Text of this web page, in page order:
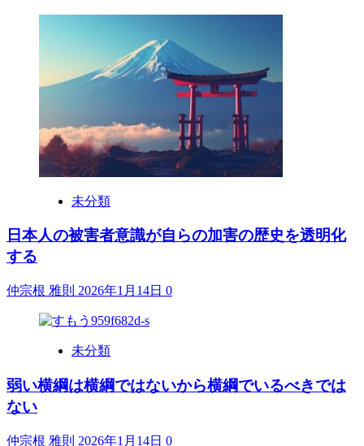
未分類
日本人の被害者意識が自らの加害の歴史を透明化
する
仲宗根 雅則 2026年1月14日 0
未分類
弱い横綱は横綱ではないから横綱でいるべきでは
ない
仲宗根 雅則 2026年1月14日 0